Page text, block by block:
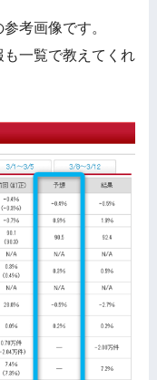
考画像です。
一覧で教えてくれ